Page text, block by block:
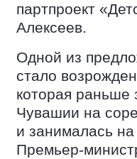
партпроект
Алексеев.
Одной из
стало
которая
Чувашии на
и занималась
Премьер-